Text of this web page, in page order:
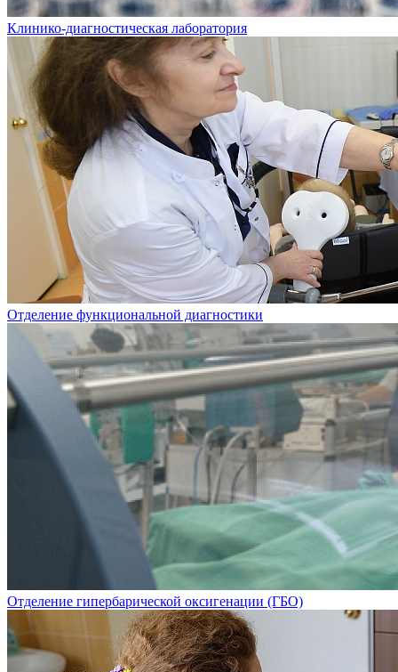
Клинико-диагностическая лаборатория
Отделение функциональной диагностики
Отделение гипербарической оксигенации (ГБО)